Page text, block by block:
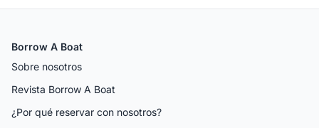
Borrow A Boat
Sobre nosotros
Revista Borrow A Boat
¿Por qué reservar con nosotros?